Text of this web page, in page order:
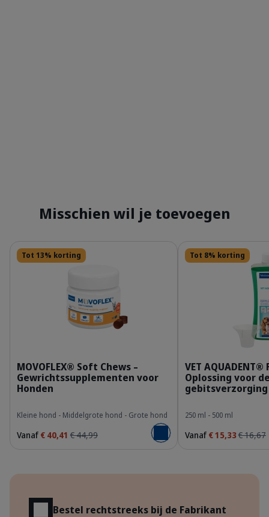
Misschien wil je toevoegen
Tot 13% korting
MOVOFLEX® Soft Chews –
Gewrichtssupplementen voor
Honden
Kleine hond - Middelgrote hond - Grote hond
Vanaf € 40,41 € 44,99 Voeg toe aan winkelmandje
Details
Tot 8% korting
VET AQUADENT®
Oplossing voor
gebitsverzorging
250 ml - 500 ml
Vanaf € 15,33€ 16,67
Details
Bestel rechtstreeks bij de Fabrikant